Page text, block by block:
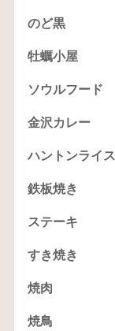
のど黒
牡蠣小屋
ソウルフード
金沢カレー
ハントンライス
鉄板焼き
ステーキ
すき焼き
焼肉
焼鳥